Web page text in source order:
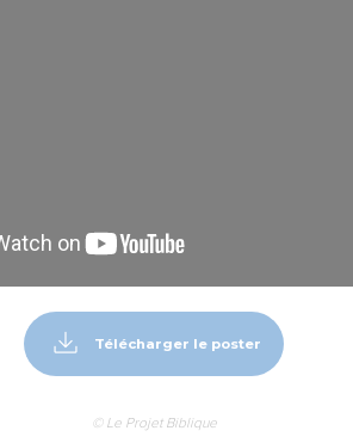
Télécharger le poster
© Le Projet Biblique